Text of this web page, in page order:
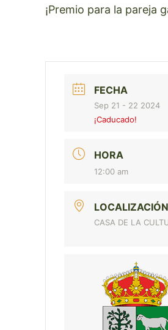
¡Premio para la pareja
FECHA
Sep 21 - 22 2024
¡Caducado!
HORA
12:00 am
LOCALIZACIÓN
CASA DE LA